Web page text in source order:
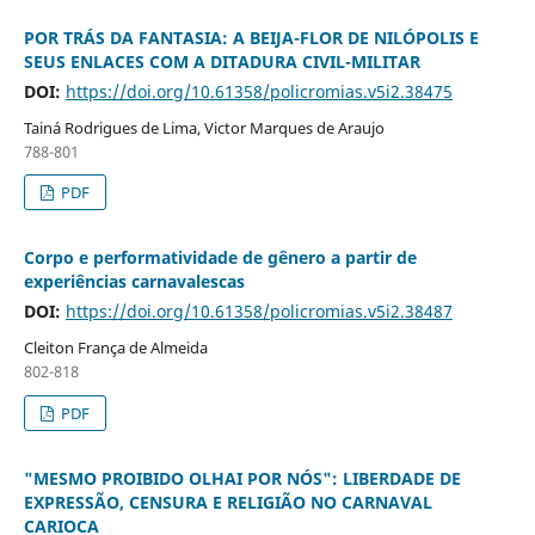
POR TRÁS DA FANTASIA: A BEIJA-FLOR DE NILÓPOLIS E
SEUS ENLACES COM A DITADURA CIVIL-MILITAR
DOI: https://doi.org/10.61358/policromias.v5i2.38475
Tainá Rodrigues de Lima, Victor Marques de Araujo
788-801
PDF
Corpo e performatividade de gênero a partir de
experiências carnavalescas
DOI: https://doi.org/10.61358/policromias.v5i2.38487
Cleiton França de Almeida
802-818
PDF
"MESMO PROIBIDO OLHAI POR NÓS": LIBERDADE DE
EXPRESSÃO, CENSURA E RELIGIÃO NO CARNAVAL
CARIOCA